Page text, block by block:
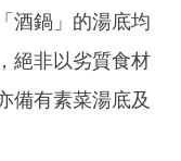
酒鍋」的湯底均
絕非以劣質食材
備有素菜湯底及